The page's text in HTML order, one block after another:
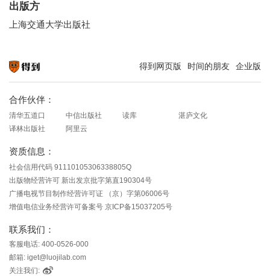
出版方
上海交通大学出版社
得到网页版 时间的朋友 企业版
合作伙伴：
清华五道口 中信出版社 读库
湛庐文化
译林出版社
阿里云
资质信息：
社会信用代码 91110105306338805Q
出版物经营许可 新出发京批字第直190304号
广播电视节目制作经营许可证 （京）字第06006号
增值电信业务经营许可备案号 京ICP备15037205号
联系我们：
客服电话: 400-0526-000
邮箱: iget@luojilab.com
关注我们: